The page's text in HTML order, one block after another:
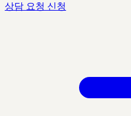
상담 요청 신청